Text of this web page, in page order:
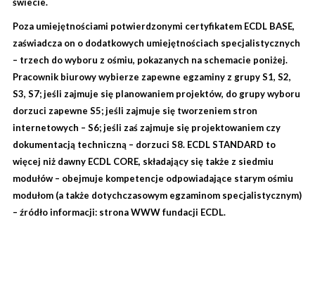
Poza umiejętnościami potwierdzonymi certyfikatem ECDL BASE,
zaświadcza on o dodatkowych umiejętnościach specjalistycznych
– trzech do wyboru z ośmiu, pokazanych na schemacie poniżej.
Pracownik biurowy wybierze zapewne egzaminy z grupy S1, S2,
S3, S7; jeśli zajmuje się planowaniem projektów, do grupy wyboru
dorzuci zapewne S5; jeśli zajmuje się tworzeniem stron
internetowych – S6; jeśli zaś zajmuje się projektowaniem czy
dokumentacją techniczną – dorzuci S8. ECDL STANDARD to
więcej niż dawny ECDL CORE, składający się także z siedmiu
modułów – obejmuje kompetencje odpowiadające starym ośmiu
modułom (a także dotychczasowym egzaminom specjalistycznym)
– źródło informacji: strona WWW fundacji ECDL.